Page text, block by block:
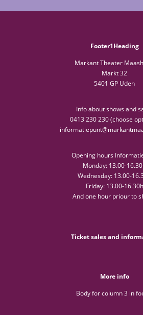
Footer1Heading
Markant Theater
Markt 32
5401 GP Uden
Info about shows and
0413 230 230 (choose
Opening hours
Monday: 13.00-
Wednesday: 13.00-
Friday: 13.00-16.30h
And one hour priour to
Ticket sales and
More info
Body for column 3 in